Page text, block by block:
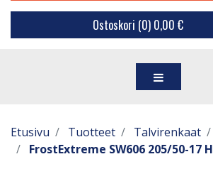
Ostoskori (0) 0,00 €
Etusivu Tuotteet Talvirenkaat
FrostExtreme SW606 205/50-17 H